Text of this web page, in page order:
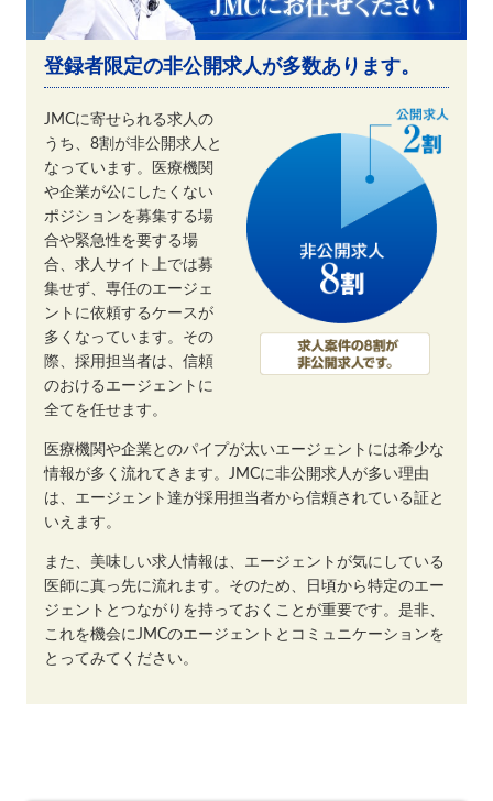
登録者限定の非公開求人が多数あります。
JMCに寄せられる求人の
うち、8割が非公開求人と
なっています。医療機関
や企業が公にしたくない
ポジションを募集する場
合や緊急性を要する場
合、求人サイト上では募
集せず、専任のエージェ
ントに依頼するケースが
多くなっています。その
際、採用担当者は、信頼
のおけるエージェントに
全てを任せます。
医療機関や企業とのパイプが太いエージェントには希少な
情報が多く流れてきます。JMCに非公開求人が多い理由
は、エージェント達が採用担当者から信頼されている証と
いえます。
また、美味しい求人情報は、エージェントが気にしている
医師に真っ先に流れます。そのため、日頃から特定のエー
ジェントとつながりを持っておくことが重要です。是非、
これを機会にJMCのエージェントとコミュニケーションを
とってみてください。